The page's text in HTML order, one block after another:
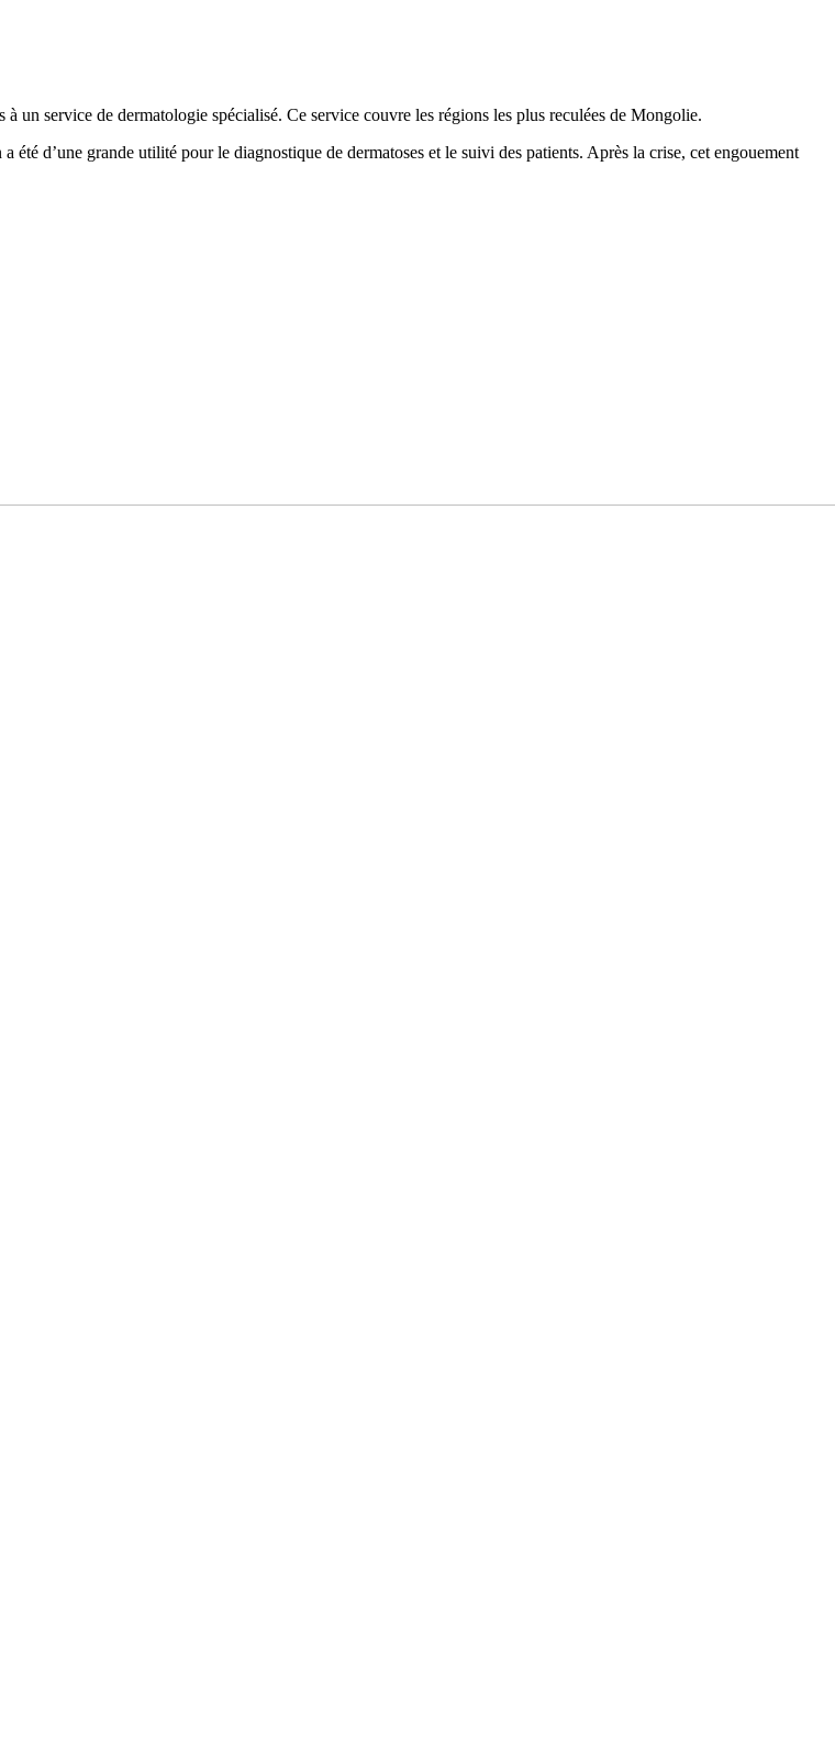
un service de dermatologie spécialisé. Ce service couvre les régions les plus reculées de Mongolie.
d’une grande utilité pour le diagnostique de dermatoses et le suivi des patients. Après la crise, cet engouement